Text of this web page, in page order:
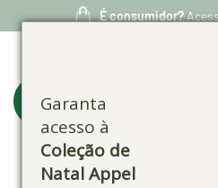
Garanta
acesso à
Coleção de
Natal Appel
É consumidor?